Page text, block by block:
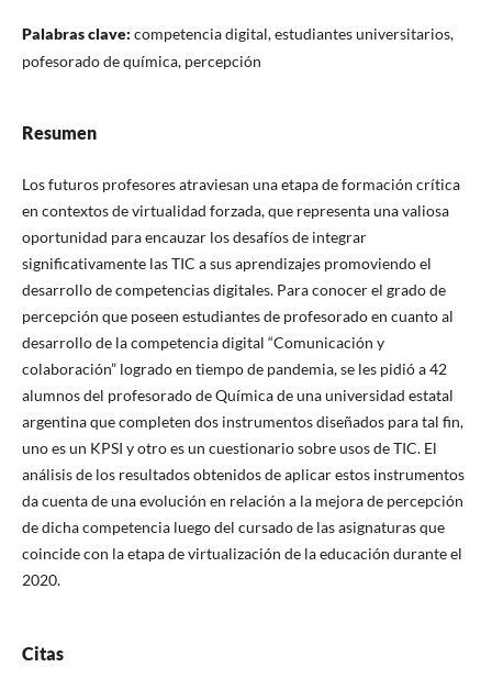
Palabras clave: competencia digital, estudiantes universitarios,
pofesorado de química, percepción
Resumen
Los futuros profesores atraviesan una etapa de formación crítica
en contextos de virtualidad forzada, que representa una valiosa
oportunidad para encauzar los desafíos de integrar
significativamente las TIC a sus aprendizajes promoviendo el
desarrollo de competencias digitales. Para conocer el grado de
percepción que poseen estudiantes de profesorado en cuanto al
desarrollo de la competencia digital “Comunicación y
colaboración” logrado en tiempo de pandemia, se les pidió a 42
alumnos del profesorado de Química de una universidad estatal
argentina que completen dos instrumentos diseñados para tal fin,
uno es un KPSI y otro es un cuestionario sobre usos de TIC. El
análisis de los resultados obtenidos de aplicar estos instrumentos
da cuenta de una evolución en relación a la mejora de percepción
de dicha competencia luego del cursado de las asignaturas que
coincide con la etapa de virtualización de la educación durante el
2020.
Citas